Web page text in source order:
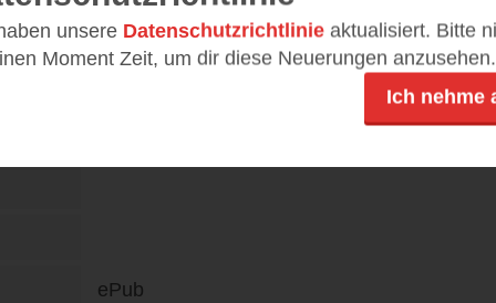
978-3-446-26640-7
ePub
unsere Datenschutzrichtlinie aktualisiert. Bitte
Moment Zeit, um dir diese Neuerungen anzusehen.
Ich nehme